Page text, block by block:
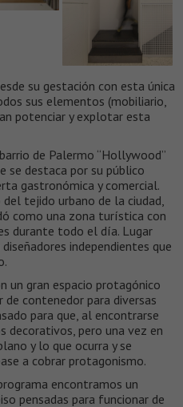
su gestación con esta única
sus elementos (mobiliario,
potenciar y explotar esta
de Palermo “Hollywood”
se destaca por su público
gastronómica y comercial.
tejido urbano de la ciudad,
como una zona turística con
durante todo el día. Lugar
independientes que
un gran espacio protagónico
contenedor para diversas
para que, al encontrarse
decorativos, pero una vez en
y lo que ocurra y se
a cobrar protagonismo.
encontramos un
pensadas para funcionar de